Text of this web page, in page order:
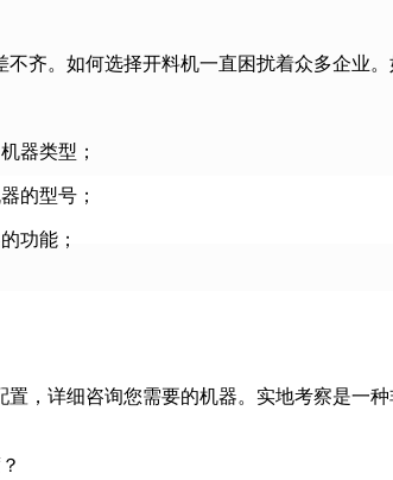
齐。如何选择开料机一直困扰着众多企业
器类型；
的型号；
功能；
，详细咨询您需要的机器。实地考察是一